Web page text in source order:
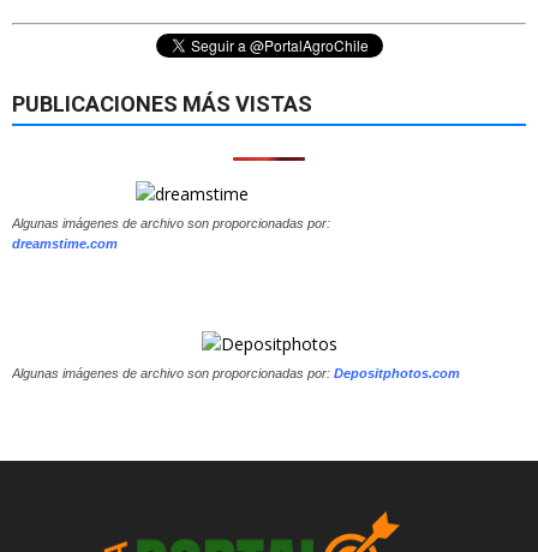
PUBLICACIONES MÁS VISTAS
Algunas imágenes de archivo son proporcionadas por:
dreamstime.com
Algunas imágenes de archivo son proporcionadas por: Depositphotos.com